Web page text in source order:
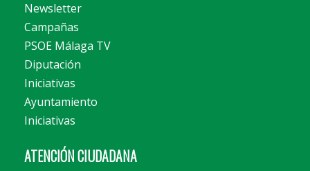
Newsletter
Campañas
PSOE Málaga TV
Diputación
Iniciativas
Ayuntamiento
Iniciativas
ATENCIÓN CIUDADANA